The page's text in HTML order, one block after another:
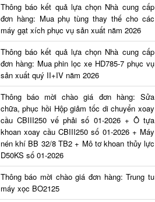
Thông báo kết quả lựa chọn Nhà cung cấp
đơn hàng: Mua phụ tùng thay thế cho các
máy gạt xích phục vụ sản xuất năm 2026
Thông báo kết quả lựa chọn Nhà cung cấp
đơn hàng: Mua phin lọc xe HD785-7 phục vụ
sản xuất quý II+IV năm 2026
Thông báo mời chào giá đơn hàng: Sửa
chữa, phục hồi Hộp giảm tốc di chuyển xoay
cầu CBIII250 vế phải số 01-2026 + Ô tựa
khoan xoay cầu CBIII250 số 01-2026 + Máy
nén khí BB 32/8 TB2 + Mô tơ khoan thủy lực
D50KS số 01-2026
Thông báo mời chào giá đơn hàng: Trung tu
máy xọc BO2125